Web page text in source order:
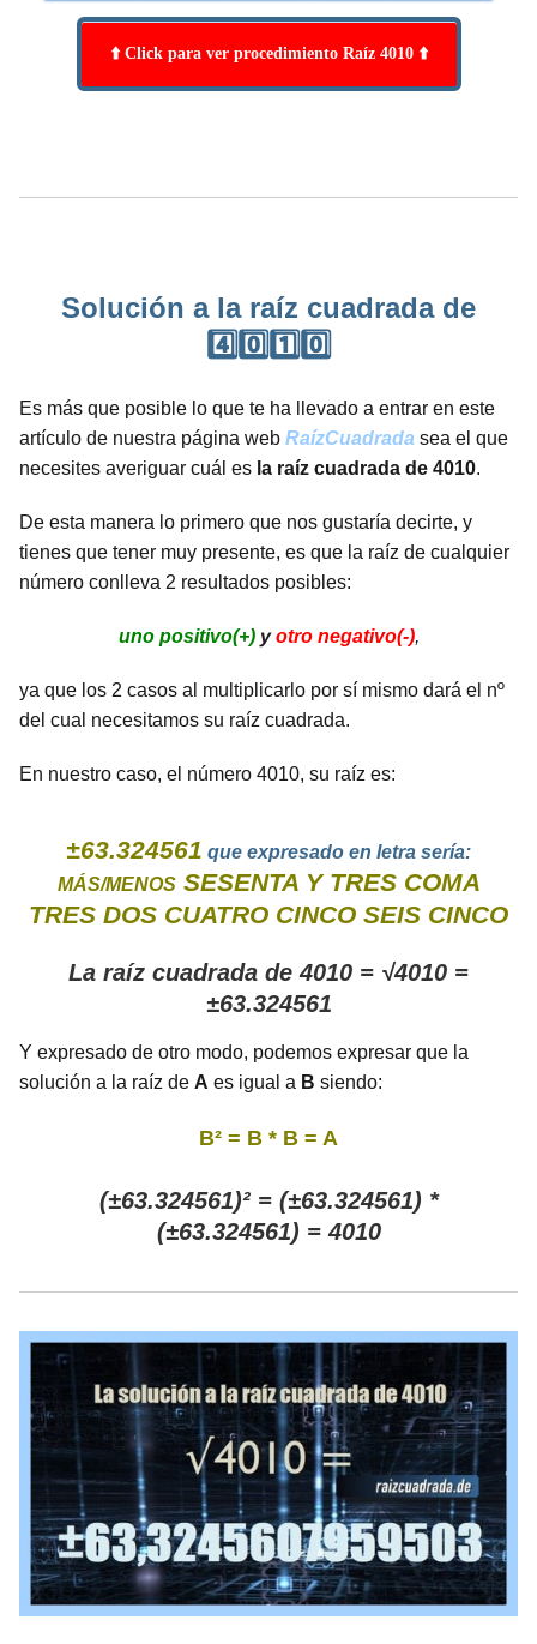
⬆️ Click para ver procedimiento Raíz 4010 ⬆️
Solución a la raíz cuadrada de
4️⃣0️⃣1️⃣0️⃣
Es más que posible lo que te ha llevado a entrar en este
artículo de nuestra página web RaízCuadrada sea el que
necesites averiguar cuál es la raíz cuadrada de 4010.
De esta manera lo primero que nos gustaría decirte, y
tienes que tener muy presente, es que la raíz de cualquier
número conlleva 2 resultados posibles:
uno positivo(+)yotro negativo(-),
ya que los 2 casos al multiplicarlo por sí mismo dará el nº
del cual necesitamos su raíz cuadrada.
En nuestro caso, el número 4010, su raíz es:
±63.324561 que expresado en letra sería:
MÁS/MENOS SESENTA Y TRES COMA
TRES DOS CUATRO CINCO SEIS CINCO
La raíz cuadrada de 4010 = √4010 =
±63.324561
Y expresado de otro modo, podemos expresar que la
solución a la raíz de A es igual a B siendo:
B² = B * B = A
(±63.324561)² = (±63.324561) *
(±63.324561) = 4010